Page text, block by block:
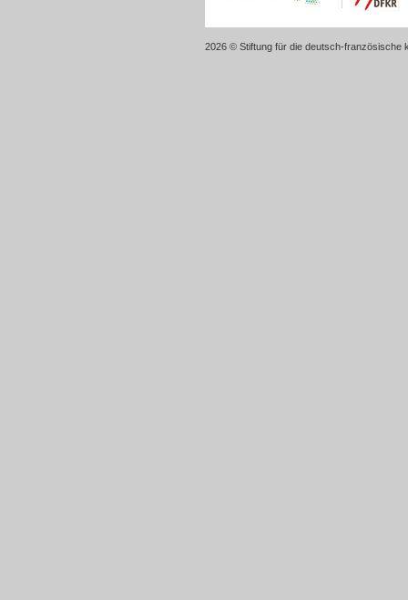
2026 © Stiftung für die deutsch-französische